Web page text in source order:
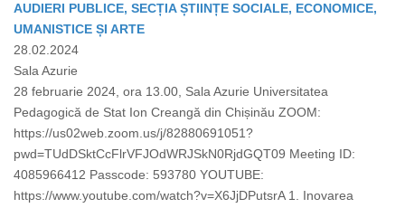
AUDIERI PUBLICE, SECȚIA ȘTIINȚE SOCIALE, ECONOMICE,
UMANISTICE ȘI ARTE
28.02.2024
Sala Azurie
28 februarie 2024, ora 13.00, Sala Azurie Universitatea
Pedagogică de Stat Ion Creangă din Chișinău ZOOM:
https://us02web.zoom.us/j/82880691051?
pwd=TUdDSktCcFlrVFJOdWRJSkN0RjdGQT09 Meeting ID:
4085966412 Passcode: 593780 YOUTUBE:
https://www.youtube.com/watch?v=X6JjDPutsrA 1. Inovarea